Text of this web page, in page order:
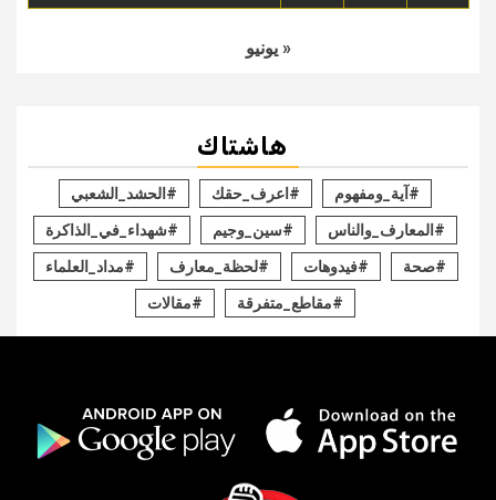
« يونيو
هاشتاك
#آية_ومفهوم #اعرف_حقك #الحشد_الشعبي
#المعارف_والناس #سين_وجيم #شهداء_في_الذاكرة
#صحة #فيدوهات #لحظة_معارف #مداد_العلماء
#مقاطع_متفرقة #مقالات